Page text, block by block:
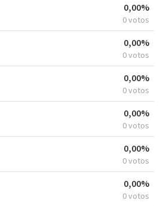
0,00%
0 votos
0,00%
0 votos
0,00%
0 votos
0,00%
0 votos
0,00%
0 votos
0,00%
0 votos